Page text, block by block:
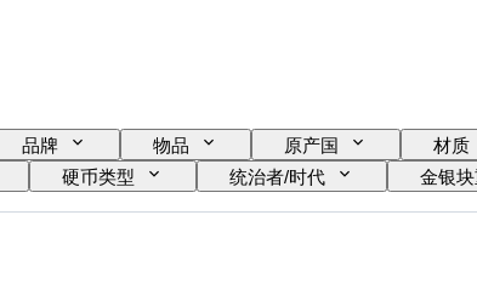
品牌 物品 原产国 材质
硬币类型 统治者/时代 金银